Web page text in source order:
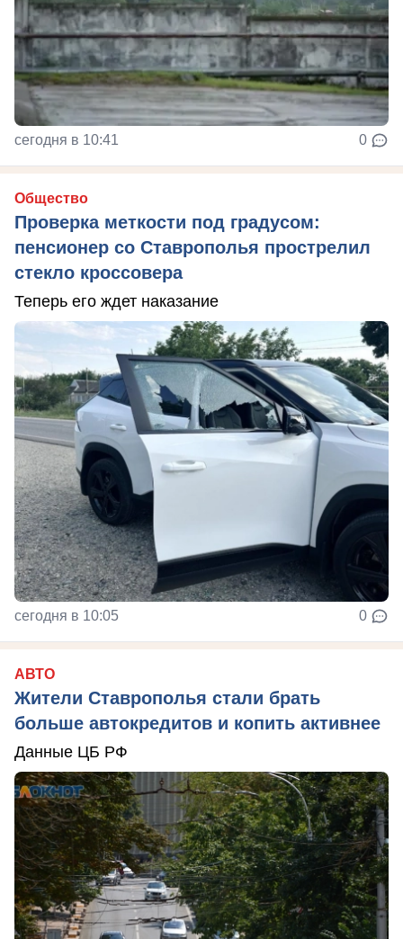
сегодня в 10:41 0
Общество
Проверка меткости под градусом:
пенсионер со Ставрополья прострелил
стекло кроссовера
Теперь его ждет наказание
сегодня в 10:05 0
АВТО
Жители Ставрополья стали брать
больше автокредитов и копить активнее
Данные ЦБ РФ